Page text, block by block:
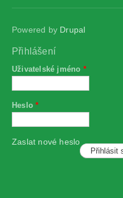
Powered by Drupal
Přihlášení
Uživatelské jméno *
Heslo*
Zaslat nové heslo